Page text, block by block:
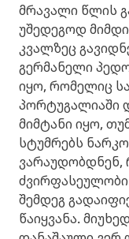
მრავალი წლის
უშედეგოდ
კვალზეც
გერმანელი
იყო, რომელიც
პორტუგალიაში
მიმტანი იყო,
სტუმრებს
ვარაუდობდნენ,
შემდეგ
წაიყვანა.